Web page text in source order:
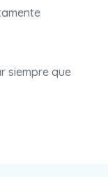
siempre que